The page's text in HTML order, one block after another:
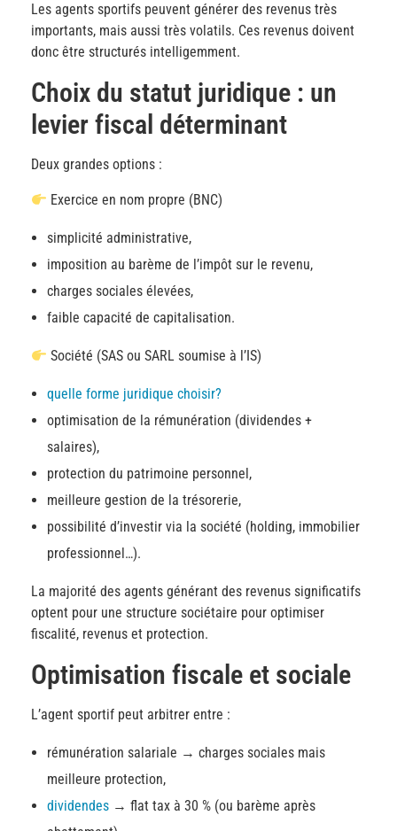
Les agents sportifs peuvent générer des revenus très
importants, mais aussi très volatils. Ces revenus doivent
donc être structurés intelligemment.
Choix du statut juridique : un
levier fiscal déterminant
Deux grandes options :
Exercice en nom propre (BNC)
simplicité administrative,
imposition au barème de l’impôt sur le revenu,
charges sociales élevées,
faible capacité de capitalisation.
Société (SAS ou SARL soumise à l’IS)
quelle forme juridique choisir?
optimisation de la rémunération (dividendes +
salaires),
protection du patrimoine personnel,
meilleure gestion de la trésorerie,
possibilité d’investir via la société (holding, immobilier
professionnel…).
La majorité des agents générant des revenus significatifs
optent pour une structure sociétaire pour optimiser
fiscalité, revenus et protection.
Optimisation fiscale et sociale
L’agent sportif peut arbitrer entre :
rémunération salariale → charges sociales mais
meilleure protection,
dividendes→ flat tax à 30 % (ou barème après